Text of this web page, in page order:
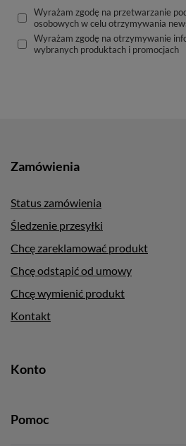
Wyrażam zgodę na przetwarzanie
osobowych w celu otrzymywania
Wyrażam zgodę na otrzymywanie
wybranych produktach i promocjach
Zamówienia
Status zamówienia
Śledzenie przesyłki
Chcę zareklamować produkt
Chcę odstąpić od umowy
Chcę wymienić produkt
Kontakt
Konto
Pomoc